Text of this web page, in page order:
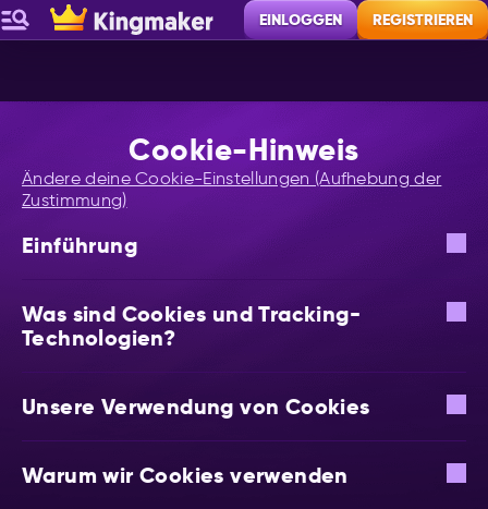
EINLOGGEN REGISTRIEREN
Cookie-Hinweis
Ändere deine Cookie-Einstellungen (Aufhebung der
Zustimmung)
Einführung
Was sind Cookies und Tracking-
Technologien?
Unsere Verwendung von Cookies
Warum wir Cookies verwenden